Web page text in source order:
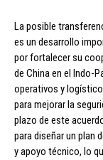
La posible
es un desarrollo
por fortalecer su
de China en el Indo-
operativos y
para mejorar la
plazo de este
para diseñar un plan
y apoyo técnico, lo